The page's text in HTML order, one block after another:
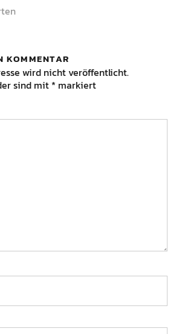
KOMMENTAR
wird nicht veröffentlicht.
sind mit * markiert